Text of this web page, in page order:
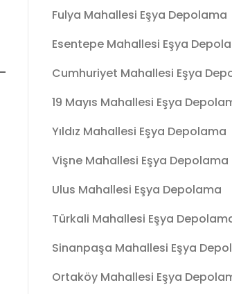
Fulya Mahallesi Eşya Depolama
Esentepe Mahallesi Eşya
Cumhuriyet Mahallesi Eşya
19 Mayıs Mahallesi Eşya
Yıldız Mahallesi Eşya Depolama
Vişne Mahallesi Eşya Depolama
Ulus Mahallesi Eşya Depolama
Türkali Mahallesi Eşya
Sinanpaşa Mahallesi Eşya
Ortaköy Mahallesi Eşya